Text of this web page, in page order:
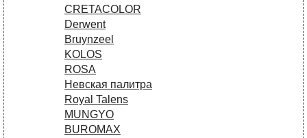
CRETACOLOR
Derwent
Bruynzeel
KOLOS
ROSA
Невская палитра
Royal Talens
MUNGYO
BUROMAX